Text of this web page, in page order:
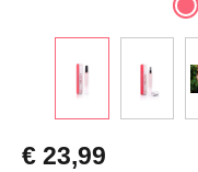
Normale prijs:
€ 23,99